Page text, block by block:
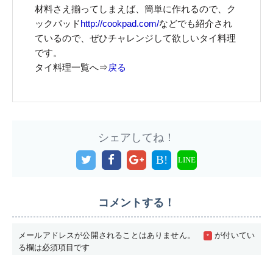
材料さえ揃ってしまえば、簡単に作れるので、ク
ックパッドhttp://cookpad.com/などでも紹介され
ているので、ぜひチャレンジして欲しいタイ料理
です。
タイ料理一覧へ⇒戻る
シェアしてね！
B! LINE
コメントする！
メールアドレスが公開されることはありません。 *
が付いてい
る欄は必須項目です